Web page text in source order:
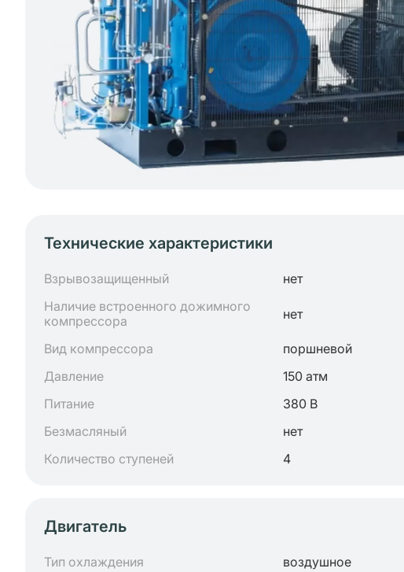
Технические характеристики
Взрывозащищенный нет
Наличие встроенного дожимного
компрессора
нет
Вид компрессора поршневой
Давление
150 атм
Питание
380 В
Безмасляный
нет
Количество ступеней
4
Двигатель
Тип охлаждения воздушное